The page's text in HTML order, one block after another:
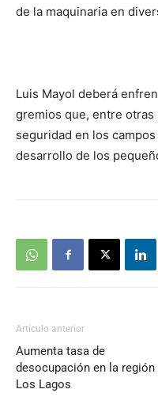
de la maquinaria en
Luis Mayol deberá
gremios que, entre
seguridad en los
desarrollo de los
Artículo anterior
Aumenta tasa de
desocupación en la región
Los Lagos